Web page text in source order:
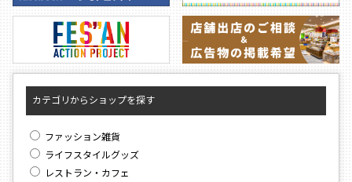
カテゴリからショップを探す
ファッション雑貨
ライフスタイルグッズ
レストラン・カフェ